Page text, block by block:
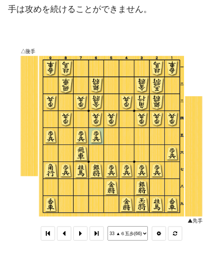
手は攻めを続けることができません。